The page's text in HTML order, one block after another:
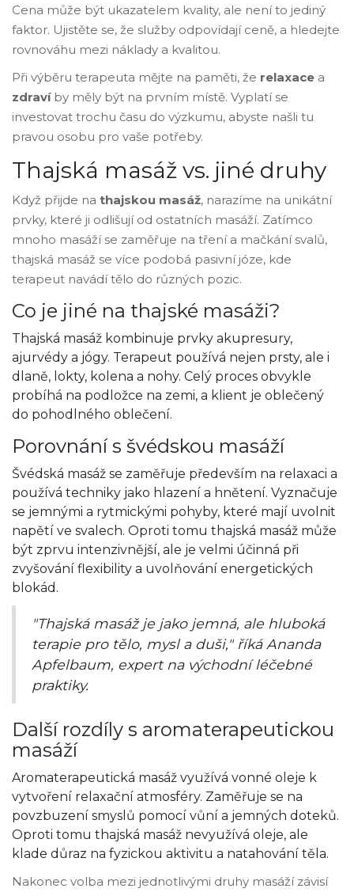
Cena může být ukazatelem kvality, ale není to jediný
faktor. Ujistěte se, že služby odpovídají ceně, a hledejte
rovnováhu mezi náklady a kvalitou.
Při výběru terapeuta mějte na paměti, že relaxace a
zdravíby měly být na prvním místě. Vyplatí se
investovat trochu času do výzkumu, abyste našli tu
pravou osobu pro vaše potřeby.
Thajská masáž vs. jiné druhy
Když přijde na thajskou masáž, narazíme na unikátní
prvky, které ji odlišují od ostatních masáží. Zatímco
mnoho masáží se zaměřuje na tření a mačkání svalů,
thajská masáž se více podobá pasivní józe, kde
terapeut navádí tělo do různých pozic.
Co je jiné na thajské masáži?
Thajská masáž kombinuje prvky akupresury,
ajurvédy a jógy. Terapeut používá nejen prsty, ale i
dlaně, lokty, kolena a nohy. Celý proces obvykle
probíhá na podložce na zemi, a klient je oblečený
do pohodlného oblečení.
Porovnání s švédskou masáží
Švédská masáž se zaměřuje především na relaxaci a
používá techniky jako hlazení a hnětení. Vyznačuje
se jemnými a rytmickými pohyby, které mají uvolnit
napětí ve svalech. Oproti tomu thajská masáž může
být zprvu intenzivnější, ale je velmi účinná při
zvyšování flexibility a uvolňování energetických
blokád.
"Thajská masáž je jako jemná, ale hluboká
terapie pro tělo, mysl a duši," říká Ananda
Apfelbaum, expert na východní léčebné
praktiky.
Další rozdíly s aromaterapeutickou
masáží
Aromaterapeutická masáž využívá vonné oleje k
vytvoření relaxační atmosféry. Zaměřuje se na
povzbuzení smyslů pomocí vůní a jemných doteků.
Oproti tomu thajská masáž nevyužívá oleje, ale
klade důraz na fyzickou aktivitu a natahování těla.
Nakonec volba mezi jednotlivými druhy masáží závisí